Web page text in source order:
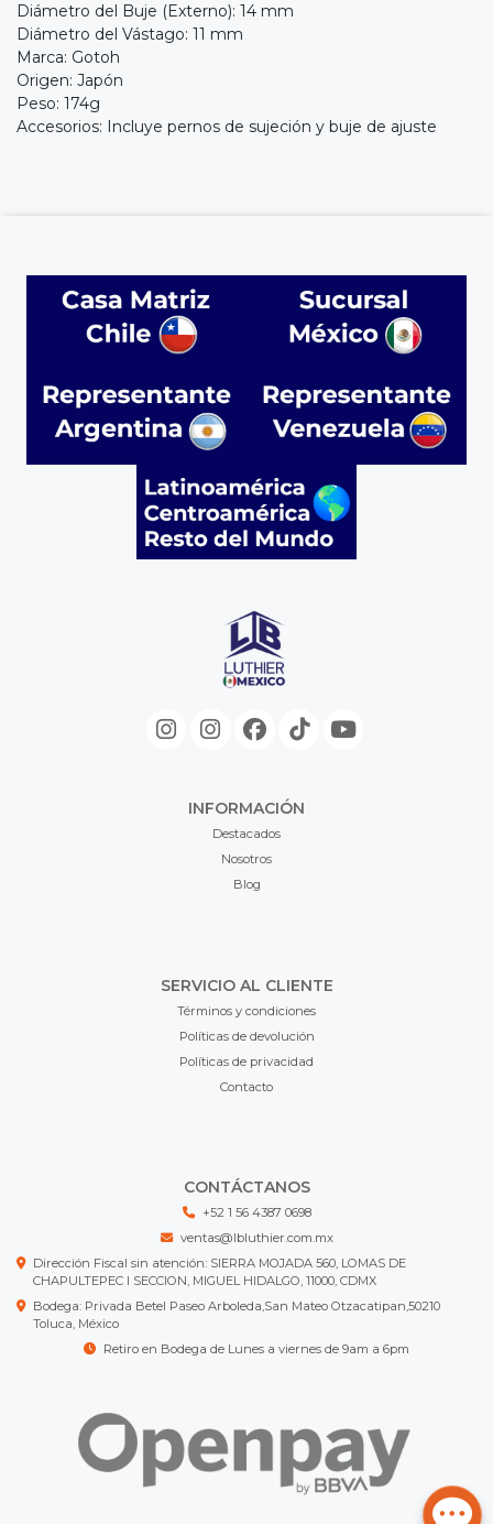
Diámetro del Buje (Externo): 14 mm
Diámetro del Vástago: 11 mm
Marca: Gotoh
Origen: Japón
Peso: 174g
Accesorios: Incluye pernos de sujeción y buje de ajuste
INFORMACIÓN
Destacados
Nosotros
Blog
SERVICIO AL CLIENTE
Términos y condiciones
Políticas de devolución
Políticas de privacidad
Contacto
CONTÁCTANOS
+52 1 56 4387 0698
ventas@lbluthier.com.mx
Dirección Fiscal sin atención: SIERRA MOJADA 560, LOMAS DE
CHAPULTEPEC I SECCION, MIGUEL HIDALGO, 11000, CDMX
Bodega: Privada Betel Paseo Arboleda,San Mateo Otzacatipan,50210
Toluca, México
Retiro en Bodega de Lunes a viernes de 9am a 6pm